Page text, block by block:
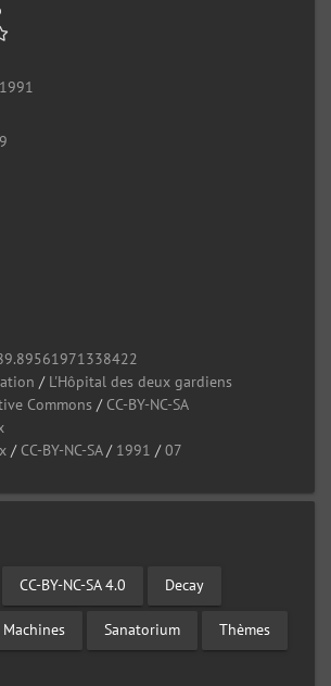
/ L'Hôpital des deux gardiens
Commons / CC-BY-NC-SA
/ CC-BY-NC-SA/ 1991 /07
CC-BY-NC-SA 4.0 Decay
Machines Sanatorium Thèmes